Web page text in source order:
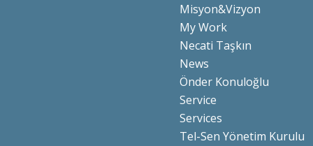
Misyon&Vizyon
My Work
Necati Taşkın
News
Önder Konuloğlu
Service
Services
Tel-Sen Yönetim Kurulu